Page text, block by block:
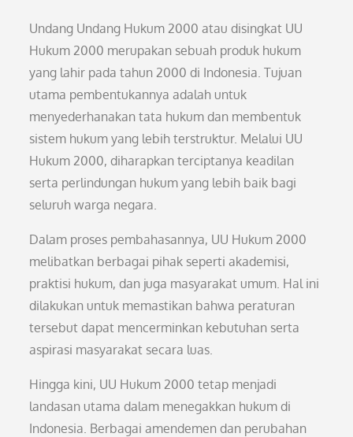
Undang Undang Hukum 2000 atau disingkat UU
Hukum 2000 merupakan sebuah produk hukum
yang lahir pada tahun 2000 di Indonesia. Tujuan
utama pembentukannya adalah untuk
menyederhanakan tata hukum dan membentuk
sistem hukum yang lebih terstruktur. Melalui UU
Hukum 2000, diharapkan terciptanya keadilan
serta perlindungan hukum yang lebih baik bagi
seluruh warga negara.
Dalam proses pembahasannya, UU Hukum 2000
melibatkan berbagai pihak seperti akademisi,
praktisi hukum, dan juga masyarakat umum. Hal ini
dilakukan untuk memastikan bahwa peraturan
tersebut dapat mencerminkan kebutuhan serta
aspirasi masyarakat secara luas.
Hingga kini, UU Hukum 2000 tetap menjadi
landasan utama dalam menegakkan hukum di
Indonesia. Berbagai amendemen dan perubahan